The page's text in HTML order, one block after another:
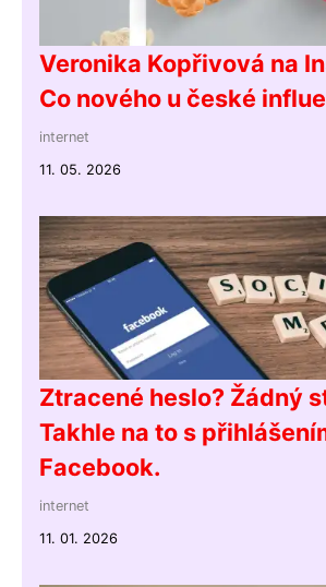
Veronika Kopřivová na
Co nového u české
internet
11. 05. 2026
Ztracené heslo? Žádný
Takhle na to s
Facebook.
internet
11. 01. 2026